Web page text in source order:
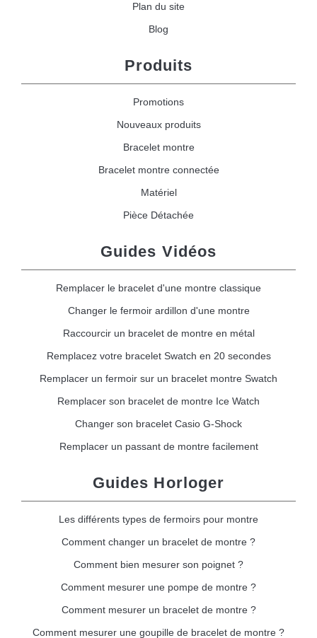
Plan du site
Blog
Produits
Promotions
Nouveaux produits
Bracelet montre
Bracelet montre connectée
Matériel
Pièce Détachée
Guides Vidéos
Remplacer le bracelet d'une montre classique
Changer le fermoir ardillon d'une montre
Raccourcir un bracelet de montre en métal
Remplacez votre bracelet Swatch en 20 secondes
Remplacer un fermoir sur un bracelet montre Swatch
Remplacer son bracelet de montre Ice Watch
Changer son bracelet Casio G-Shock
Remplacer un passant de montre facilement
Guides Horloger
Les différents types de fermoirs pour montre
Comment changer un bracelet de montre ?
Comment bien mesurer son poignet ?
Comment mesurer une pompe de montre ?
Comment mesurer un bracelet de montre ?
Comment mesurer une goupille de bracelet de montre ?